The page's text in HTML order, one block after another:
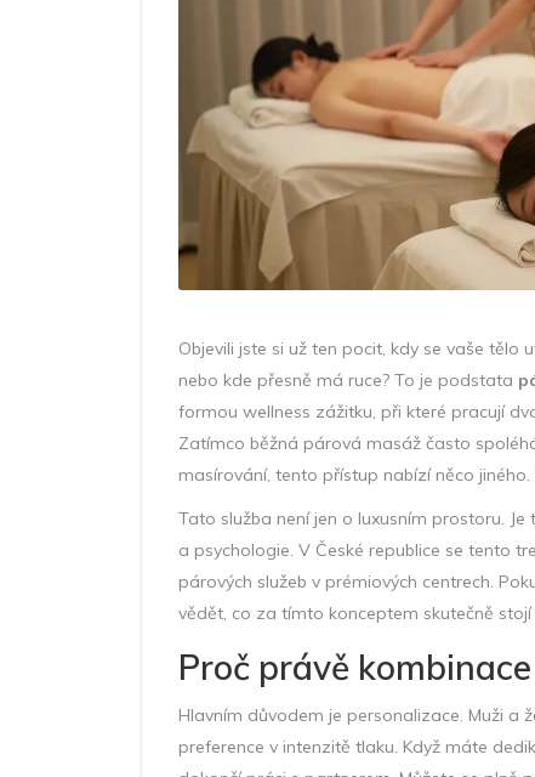
Objevili jste si už ten pocit, kdy se vaše
nebo kde přesně má ruce? To je podstata
formou wellness zážitku, při které pracují
Zatímco běžná párová masáž často
masírování, tento přístup nabízí něco
Tato služba není jen o luxusním prostoru.
a psychologie. V České republice se tento
párových služeb v prémiových centrech.
vědět, co za tímto konceptem skutečně
Proč právě
Hlavním důvodem je personalizace. Muži a
preference v intenzitě tlaku. Když máte